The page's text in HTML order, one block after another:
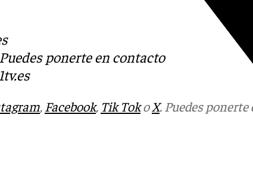
ponerte en contacto
, Facebook, Tik TokoX. Puedes